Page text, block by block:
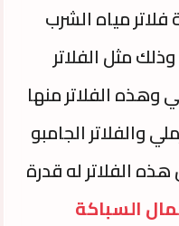
فلاتر مياه الشرب
مثل الفلاتر
وهذه الفلاتر منها
والفلاتر الجامبو
الفلاتر له قدرة
السباكة